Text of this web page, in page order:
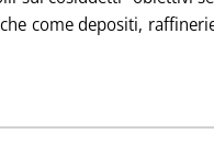
come depositi,